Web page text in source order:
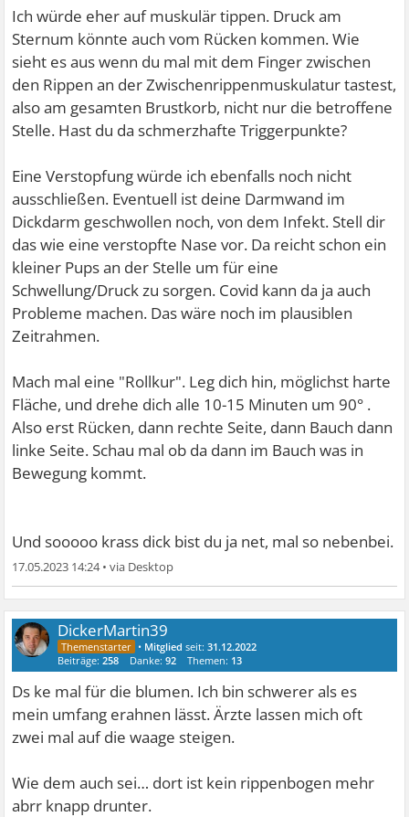
Ich würde eher auf muskulär tippen. Druck am
Sternum könnte auch vom Rücken kommen. Wie
sieht es aus wenn du mal mit dem Finger zwischen
den Rippen an der Zwischenrippenmuskulatur tastest,
also am gesamten Brustkorb, nicht nur die betroffene
Stelle. Hast du da schmerzhafte Triggerpunkte?
Eine Verstopfung würde ich ebenfalls noch nicht
ausschließen. Eventuell ist deine Darmwand im
Dickdarm geschwollen noch, von dem Infekt. Stell dir
das wie eine verstopfte Nase vor. Da reicht schon ein
kleiner Pups an der Stelle um für eine
Schwellung/Druck zu sorgen. Covid kann da ja auch
Probleme machen. Das wäre noch im plausiblen
Zeitrahmen.
Mach mal eine "Rollkur". Leg dich hin, möglichst harte
Fläche, und drehe dich alle 10-15 Minuten um 90° .
Also erst Rücken, dann rechte Seite, dann Bauch dann
linke Seite. Schau mal ob da dann im Bauch was in
Bewegung kommt.
Und sooooo krass dick bist du ja net, mal so nebenbei.
17.05.2023 14:24•
DickerMartin39
• Mitglied seit:31.12.2022
Beiträge:258 Danke:92 Themen: 13
Ds ke mal für die blumen. Ich bin schwerer als es
mein umfang erahnen lässt. Ärzte lassen mich oft
zwei mal auf die waage steigen.
Wie dem auch sei… dort ist kein rippenbogen mehr
abrr knapp drunter.